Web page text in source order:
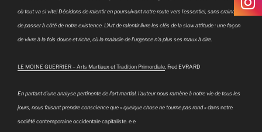
où tout va si vite! Décidons de ralentir en poursuivant notre route vers l’essentiel, sans craindre
de passer à côté de notre existence. L’Art de ralentir livre les clés de la slow attitude : une façon
de vivre à la fois douce et riche, où la maladie de l’urgence n’a plus ses maux à dire.
LE MOINE GUERRIER – Arts Martiaux et Tradition Primordiale , Fred EVRARD
En partant d’une analyse pertinente de l’art martial, l’auteur nous ramène à notre vie de tous les
jours, nous faisant prendre conscience que « quelque chose ne tourne pas rond »dans notre
société contemporaine occidentale capitaliste. e e